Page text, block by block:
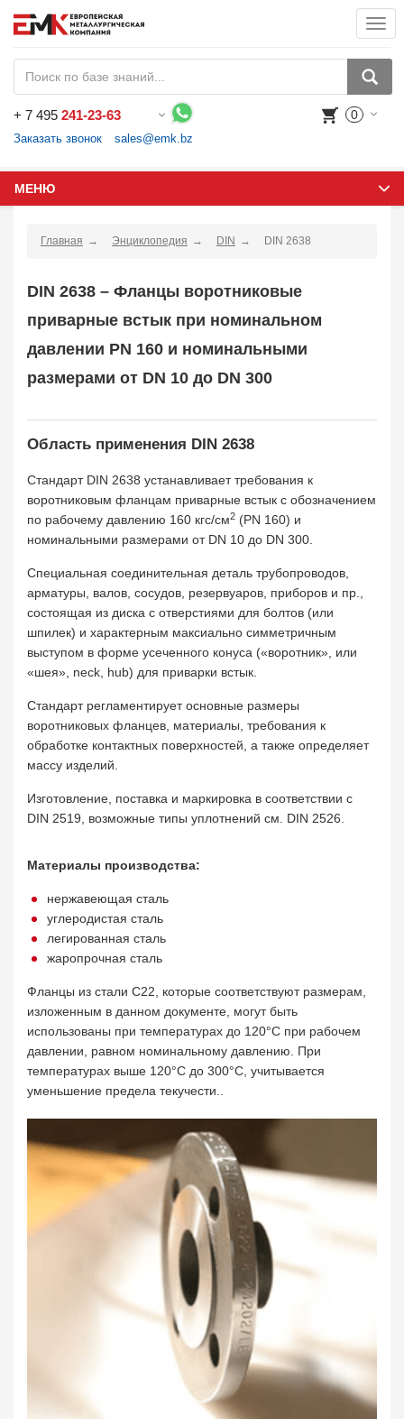
+ 7 495 241-23-63
Заказать звонок sales@emk.bz
0
МЕНЮ
Главная Энциклопедия DIN DIN 2638
DIN 2638 – Фланцы воротниковые
приварные встык при номинальном
давлении PN 160 и номинальными
размерами от DN 10 до DN 300
Область применения DIN 2638
Стандарт DIN 2638 устанавливает требования к
воротниковым фланцам приварные встык с обозначением
по рабочему давлению 160 кгс/см2 (PN 160) и
номинальными размерами от DN 10 до DN 300.
Специальная соединительная деталь трубопроводов,
арматуры, валов, сосудов, резервуаров, приборов и пр.,
состоящая из диска с отверстиями для болтов (или
шпилек) и характерным максиально симметричным
выступом в форме усеченного конуса («воротник», или
«шея», neck, hub) для приварки встык.
Стандарт регламентирует основные размеры
воротниковых фланцев, материалы, требования к
обработке контактных поверхностей, а также определяет
массу изделий.
Изготовление, поставка и маркировка в соответствии с
DIN 2519, возможные типы уплотнений см. DIN 2526.
Материалы производства:
нержавеющая сталь
углеродистая сталь
легированная сталь
жаропрочная сталь
Фланцы из стали С22, которые соответствуют размерам,
изложенным в данном документе, могут быть
использованы при температурах до 120°С при рабочем
давлении, равном номинальному давлению. При
температурах выше 120°С до 300°С, учитывается
уменьшение предела текучести..